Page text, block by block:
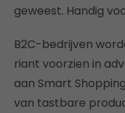
geweest. Handig
B2C-bedrijven
riant voorzien in
aan Smart
van tastbare